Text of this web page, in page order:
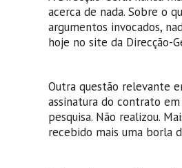
acerca de nada. Sobre o
argumentos invocados,
hoje no site da Direcção-
Outra questão relevante
assinatura do contrato
pesquisa. Não realizou.
recebido mais uma borla